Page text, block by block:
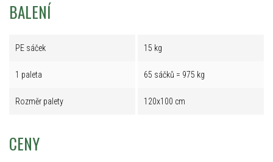
BALENÍ
PE sáček 15 kg
1 paleta 65 sáčků = 975 kg
Rozměr palety 120x100 cm
CENY